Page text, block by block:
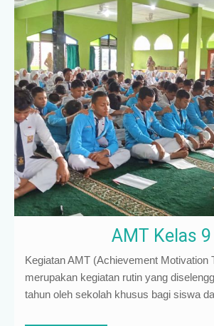
AMT Kelas 9
Kegiatan AMT (Achievement Motivation
merupakan kegiatan rutin yang
tahun oleh sekolah khusus bagi siswa